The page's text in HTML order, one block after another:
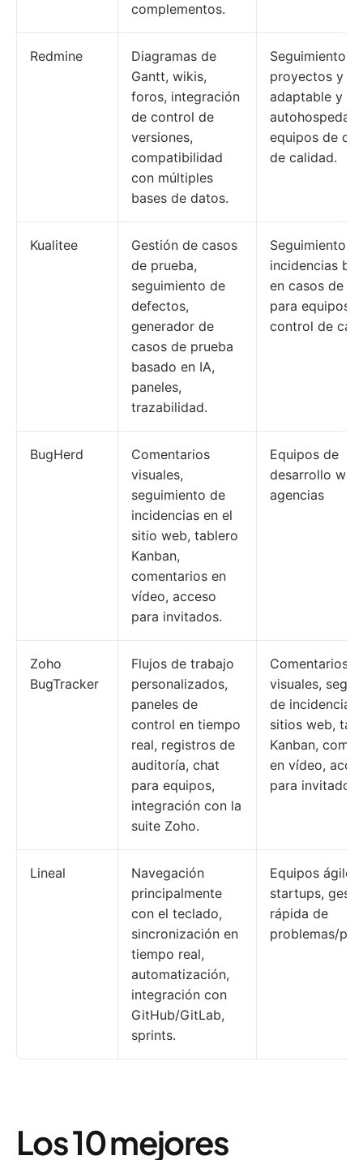
complementos.
Redmine
Diagramas de
Gantt, wikis,
foros, integración
de control de
versiones,
compatibilidad
con múltiples
bases de datos.
Seguimiento
proyectos y
adaptable y
equipos de
de calidad.
Kualitee
Gestión de casos
de prueba,
seguimiento de
defectos,
generador de
casos de prueba
basado en IA,
paneles,
trazabilidad.
Seguimiento
incidencias
en casos de
para equipos
control de
BugHerd
Comentarios
visuales,
seguimiento de
incidencias en el
sitio web, tablero
Kanban,
comentarios en
vídeo, acceso
para invitados.
Equipos de
desarrollo
agencias
Zoho
BugTracker
Flujos de trabajo
personalizados,
paneles de
control en tiempo
real, registros de
auditoría, chat
para equipos,
integración con la
suite Zoho.
Comentarios
visuales,
de incidencias
sitios web,
Kanban,
en vídeo,
para invitados.
Lineal
Navegación
principalmente
con el teclado,
sincronización en
tiempo real,
automatización,
integración con
GitHub/GitLab,
sprints.
Equipos ágiles,
startups,
rápida de
problemas/
Los 10 mejores